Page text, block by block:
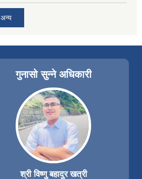
अन्य
गुनासो सुन्ने अधिकारी
श्री विष्णु बहादुर खत्री